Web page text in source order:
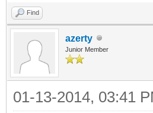
Find
azerty
Junior Member
01-13-2014, 03:41